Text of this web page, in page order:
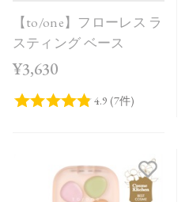
【to/one】フローレス ラ
スティング ベース
¥3,630